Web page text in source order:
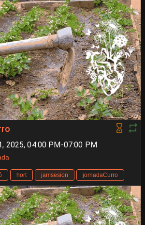
2025, 04:00 PM-07:00 PM
hort jamsesion jornadaCurro